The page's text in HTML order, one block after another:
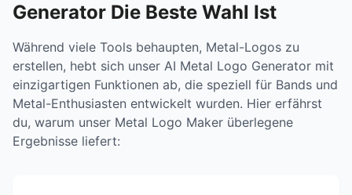
Generator Die Beste Wahl Ist
Während viele Tools behaupten, Metal-Logos zu
erstellen, hebt sich unser AI Metal Logo Generator mit
einzigartigen Funktionen ab, die speziell für Bands und
Metal-Enthusiasten entwickelt wurden. Hier erfährst
du, warum unser Metal Logo Maker überlegene
Ergebnisse liefert: